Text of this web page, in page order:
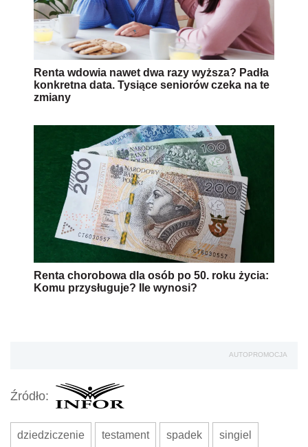
Renta wdowia nawet dwa razy wyższa? Padła
konkretna data. Tysiące seniorów czeka na te
zmiany
Renta chorobowa dla osób po 50. roku życia:
Komu przysługuje? Ile wynosi?
AUTOPROMOCJA
Źródło:
dziedziczenie testament spadek singiel